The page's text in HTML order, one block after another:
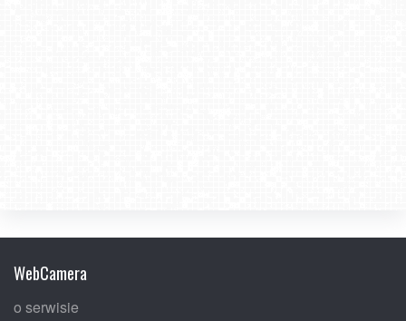
WebCamera
o serwisie